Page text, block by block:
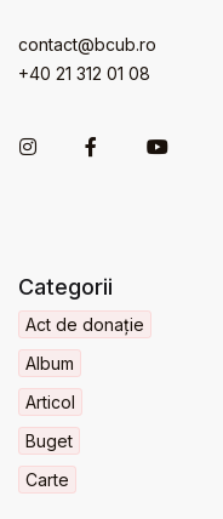
contact@bcub.ro
+40 21 312 01 08
Categorii
Act de donație
Album
Articol
Buget
Carte